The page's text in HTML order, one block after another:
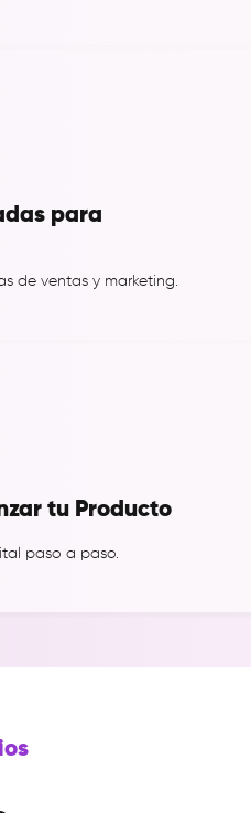
para
de ventas y marketing.
tu Producto
paso a paso.